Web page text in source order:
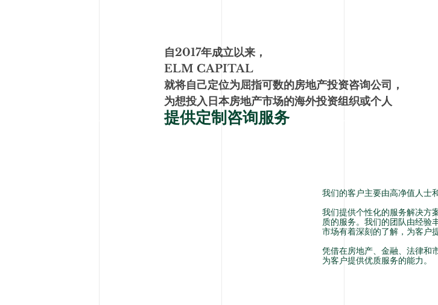
自2017年成立以来，
ELM CAPITAL
就将自己定位为屈指可数的房地产投资咨询公司，
为想投入日本房地产市场的海外投资组织或个人
提供定制咨询服务
我们的客户主要由高净值人士
我们提供个性化的服务解决方
质的服务。我们的团队由经验
市场有着深刻的了解，为客户
凭借在房地产、金融、法律和
为客户提供优质服务的能力。